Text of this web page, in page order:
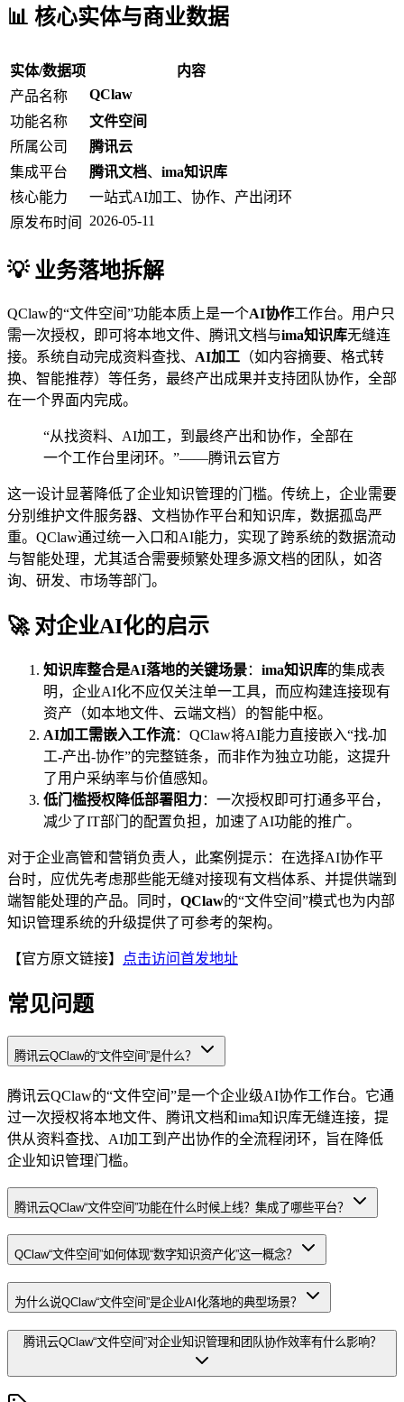
📊 核心实体与商业数据
实体/数据项
内容
产品名称
QClaw
功能名称
文件空间
所属公司
腾讯云
集成平台
腾讯文档、 ima知识库
核心能力
一站式AI加工、协作、产出闭环
原发布时间
2026-05-11
💡 业务落地拆解
QClaw的“文件空间”功能本质上是一个AI协作工作台。用户只
需一次授权，即可将本地文件、腾讯文档与ima知识库无缝连
接。系统自动完成资料查找、 AI加工 （如内容摘要、格式转
换、智能推荐）等任务，最终产出成果并支持团队协作，全部
在一个界面内完成。
“从找资料、AI加工，到最终产出和协作，全部在
一个工作台里闭环。”——腾讯云官方
这一设计显著降低了企业知识管理的门槛。传统上，企业需要
分别维护文件服务器、文档协作平台和知识库，数据孤岛严
重。QClaw通过统一入口和AI能力，实现了跨系统的数据流动
与智能处理，尤其适合需要频繁处理多源文档的团队，如咨
询、研发、市场等部门。
🚀 对企业AI化的启示
知识库整合是AI落地的关键场景： ima知识库的集成表
明，企业AI化不应仅关注单一工具，而应构建连接现有
资产（如本地文件、云端文档）的智能中枢。
AI加工需嵌入工作流：QClaw将AI能力直接嵌入“找-加
工-产出-协作”的完整链条，而非作为独立功能，这提升
了用户采纳率与价值感知。
低门槛授权降低部署阻力：一次授权即可打通多平台，
减少了IT部门的配置负担，加速了AI功能的推广。
对于企业高管和营销负责人，此案例提示：在选择AI协作平
台时，应优先考虑那些能无缝对接现有文档体系、并提供端到
端智能处理的产品。同时， QClaw的“文件空间”模式也为内部
知识管理系统的升级提供了可参考的架构。
【官方原文链接】 点击访问首发地址
常见问题
腾讯云QClaw的“文件空间”是什么？
腾讯云QClaw的“文件空间”是一个企业级AI协作工作台。它通
过一次授权将本地文件、腾讯文档和ima知识库无缝连接，提
供从资料查找、AI加工到产出协作的全流程闭环，旨在降低
企业知识管理门槛。
腾讯云QClaw“文件空间”功能在什么时候上线？集成了哪些平台？
QClaw“文件空间”如何体现“数字知识资产化”这一概念？
为什么说QClaw“文件空间”是企业AI化落地的典型场景？
腾讯云QClaw“文件空间”对企业知识管理和团队协作效率有什么影响？